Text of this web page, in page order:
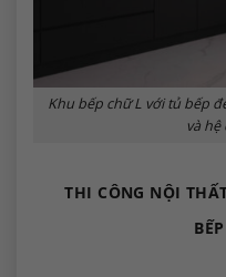
Khu bếp chữ L với tủ bếp
và
THI CÔNG NỘI